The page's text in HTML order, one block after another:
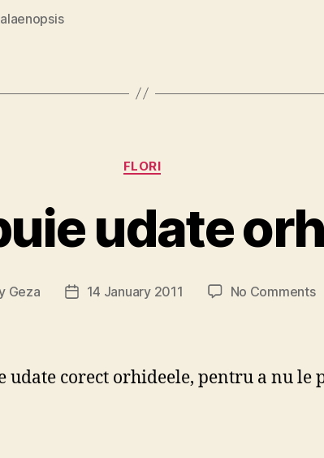
Categories
FLORI
udate
Geza
Post14 January 2011 No Commentson
udate corect orhideele, pentru a nu le